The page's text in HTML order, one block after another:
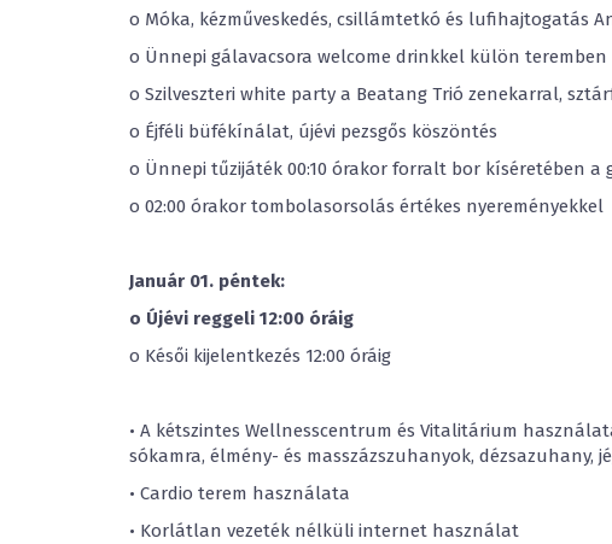
o Móka, kézműveskedés, csillámtetkó és lufihajtogatás
o Ünnepi gálavacsora welcome drinkkel külön teremben
o Szilveszteri white party a Beatang Trió zenekarral,
o Éjféli büfékínálat, újévi pezsgős köszöntés
o Ünnepi tűzijáték 00:10 órakor forralt bor kíséretében a
o 02:00 órakor tombolasorsolás értékes nyereményekkel
Január 01. péntek:
o Újévi reggeli 12:00 óráig
o Késői kijelentkezés 12:00 óráig
• A kétszintes Wellnesscentrum és Vitalitárium
sókamra, élmény- és masszázszuhanyok, dézsazuhany,
• Cardio terem használata
• Korlátlan vezeték nélküli internet használat